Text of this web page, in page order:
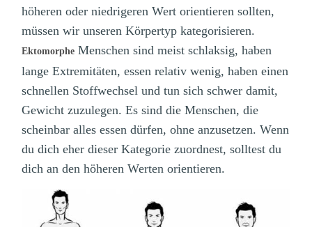
höheren oder niedrigeren Wert orientieren sollten,
müssen wir unseren Körpertyp kategorisieren.
Ektomorphe Menschen sind meist schlaksig, haben
lange Extremitäten, essen relativ wenig, haben einen
schnellen Stoffwechsel und tun sich schwer damit,
Gewicht zuzulegen. Es sind die Menschen, die
scheinbar alles essen dürfen, ohne anzusetzen. Wenn
du dich eher dieser Kategorie zuordnest, solltest du
dich an den höheren Werten orientieren.